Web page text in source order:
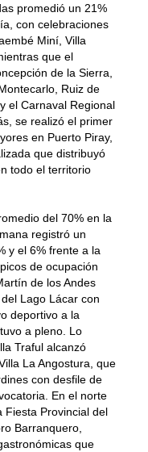
promedió un 21%
con celebraciones
Miní, Villa
que el
de la Sierra,
Ruiz de
el Carnaval Regional
se realizó el primer
en Puerto Piray,
que distribuyó
todo el territorio
del 70% en la
registró un
y el 6% frente a la
de ocupación
de los Andes
Lago Lácar con
deportivo a la
a pleno. Lo
Traful alcanzó
La Angostura, que
con desfile de
En el norte
Fiesta Provincial del
Barranquero,
que